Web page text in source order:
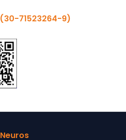
(30-71523264-9)
Neuros